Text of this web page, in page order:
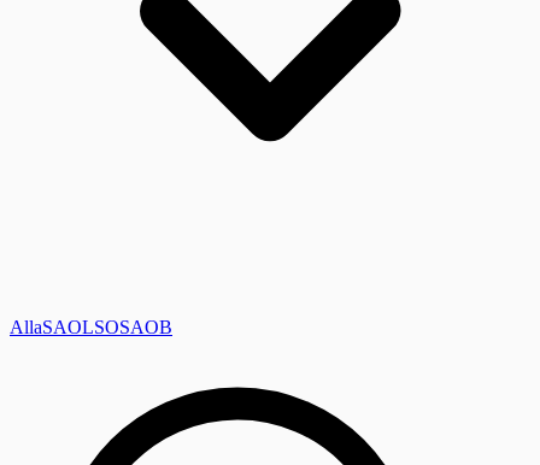
AllaSAOLSOSAOB